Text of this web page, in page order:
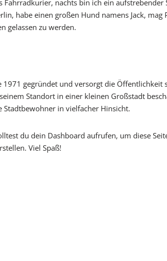
Fahrradkurier, nachts bin ich ein
habe einen großen Hund namens Jack, mag
gelassen zu werden.
1971 gegründet und versorgt die
Standort in einer kleinen Großstadt
Stadtbewohner in vielfacher Hinsicht.
dudein Dashboard aufrufen, um diese
Viel Spaß!